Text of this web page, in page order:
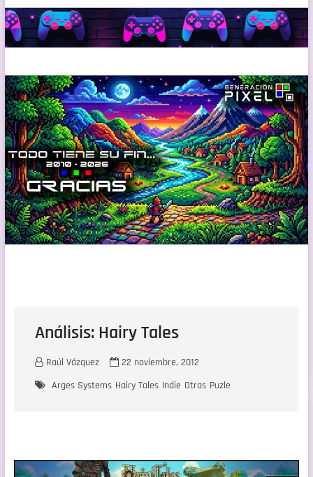
Análisis: Hairy Tales
Raúl Vázquez
22 noviembre, 2012
Arges Systems Hairy Tales Indie Otras Puzle